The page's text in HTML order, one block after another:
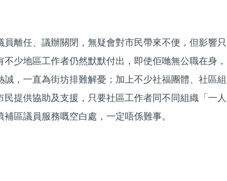
員離任、議辦關閉，無疑會對市民帶來不便，但影響只
少地區工作者仍然默默付出，即使佢哋無公職在身，
，一直為街坊排難解憂；加上不少社福團體、社區組
提供協助及支援，只要社區工作者同不同組織「一人
區議員服務嘅空白處，一定唔係難事。